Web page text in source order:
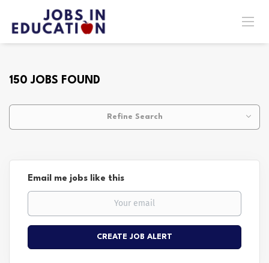
150 JOBS FOUND
Refine Search
Email me jobs like this